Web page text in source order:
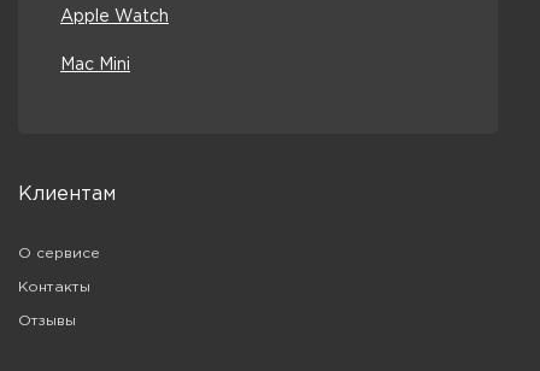
Apple Watch
Mac Mini
Клиентам
О сервисе
Контакты
Отзывы